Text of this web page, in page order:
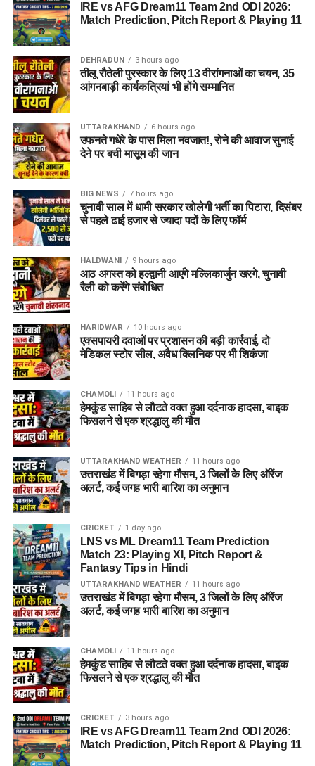
IRE vs AFG Dream11 Team 2nd ODI 2026:
Match Prediction, Pitch Report & Playing 11
DEHRADUN 3 hours ago
तीलू रौतेली पुरस्कार के लिए 13 वीरांगनाओं का चयन, 35
आंगनबाड़ी कार्यकत्रियां भी होंगे सम्मानित
UTTARAKHAND 6 hours ago
उफनते गधेरे के पास मिला नवजात!, रोने की आवाज सुनाई
देने पर बची मासूम की जान
BIG NEWS 7 hours ago
चुनावी साल में धामी सरकार खोलेगी भर्ती का पिटारा, दिसंबर
से पहले ढाई हजार से ज्यादा पदों के लिए फॉर्म
HALDWANI 9 hours ago
आठ अगस्त को हल्द्वानी आएंगे मल्लिकार्जुन खरगे, चुनावी
रैली को करेंगे संबोधित
HARIDWAR 10 hours ago
एक्सपायरी दवाओं पर प्रशासन की बड़ी कार्रवाई, दो
मेडिकल स्टोर सील, अवैध क्लिनिक पर भी शिकंजा
CHAMOLI 11 hours ago
हेमकुंड साहिब से लौटते वक्त हुआ दर्दनाक हादसा, बाइक
फिसलने से एक श्रद्धालु की मौत
UTTARAKHAND WEATHER 11 hours ago
उत्तराखंड में बिगड़ा रहेगा मौसम, 3 जिलों के लिए ऑरेंज
अलर्ट, कई जगह भारी बारिश का अनुमान
CRICKET 1 day ago
LNS vs ML Dream11 Team Prediction
Match 23: Playing XI, Pitch Report &
Fantasy Tips in Hindi
UTTARAKHAND WEATHER 11 hours ago
उत्तराखंड में बिगड़ा रहेगा मौसम, 3 जिलों के लिए ऑरेंज
अलर्ट, कई जगह भारी बारिश का अनुमान
CHAMOLI 11 hours ago
हेमकुंड साहिब से लौटते वक्त हुआ दर्दनाक हादसा, बाइक
फिसलने से एक श्रद्धालु की मौत
CRICKET 3 hours ago
IRE vs AFG Dream11 Team 2nd ODI 2026:
Match Prediction, Pitch Report & Playing 11